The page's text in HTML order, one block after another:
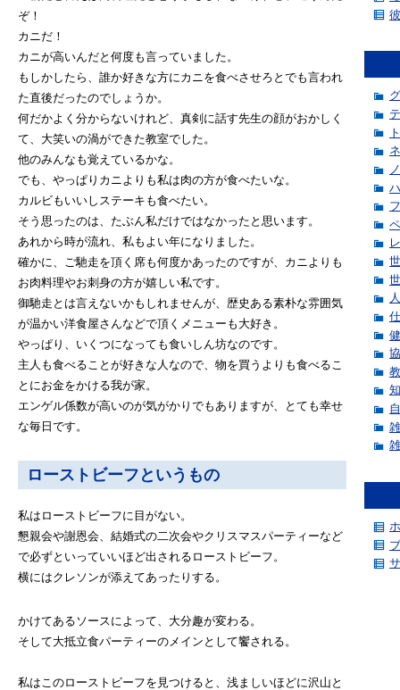
ぞ！
カニだ！
カニが高いんだと何度も言っていました。
もしかしたら、誰か好きな方にカニを食べさせろとでも言われ
た直後だったのでしょうか。
何だかよく分からないけれど、真剣に話す先生の顔がおかしく
て、大笑いの渦ができた教室でした。
他のみんなも覚えているかな。
でも、やっぱりカニよりも私は肉の方が食べたいな。
カルビもいいしステーキも食べたい。
そう思ったのは、たぶん私だけではなかったと思います。
あれから時が流れ、私もよい年になりました。
確かに、ご馳走を頂く席も何度かあったのですが、カニよりも
お肉料理やお刺身の方が嬉しい私です。
御馳走とは言えないかもしれませんが、歴史ある素朴な雰囲気
が温かい洋食屋さんなどで頂くメニューも大好き。
やっぱり、いくつになっても食いしん坊なのです。
主人も食べることが好きな人なので、物を買うよりも食べるこ
とにお金をかける我が家。
エンゲル係数が高いのが気がかりでもありますが、とても幸せ
な毎日です。
ローストビーフというもの
私はローストビーフに目がない。
懇親会や謝恩会、結婚式の二次会やクリスマスパーティーなど
で必ずといっていいほど出されるローストビーフ。
横にはクレソンが添えてあったりする。
かけてあるソースによって、大分趣が変わる。
そして大抵立食パーティーのメインとして饗される。
私はこのローストビーフを見つけると、浅ましいほどに沢山と